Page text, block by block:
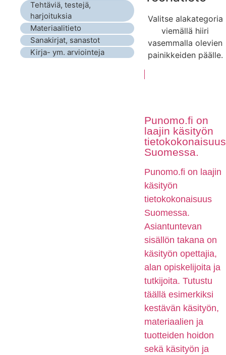
Tehtäviä, testejä,
harjoituksia
Materiaalitieto
Sanakirjat, sanastot
Kirja- ym. arviointeja
Valitse alakategoria
viemällä hiiri
vasemmalla olevien
painikkeiden päälle.
Punomo.fi on
laajin käsityön
tietokokonaisuus
Suomessa.
Punomo.fi on laajin
käsityön
tietokokonaisuus
Suomessa.
Asiantuntevan
sisällön takana on
käsityön opettajia,
alan opiskelijoita ja
tutkijoita. Tutustu
täällä esimerkiksi
kestävän käsityön,
materiaalien ja
tuotteiden hoidon
sekä käsityön ja